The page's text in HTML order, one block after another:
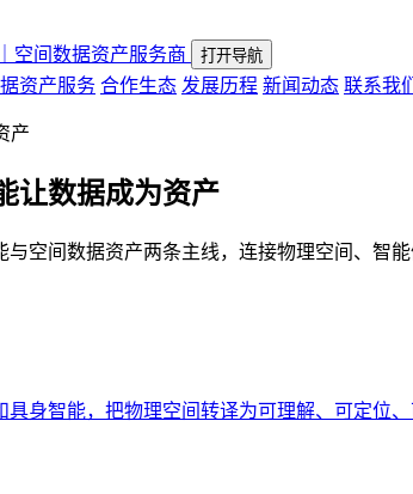
空间数据资产服务商
打开导航
资产服务 合作生态 发展历程 新闻动态 联系我们
产
让数据成为资产
与空间数据资产两条主线，连接物理空间、智
具身智能，把物理空间转译为可理解、可定位、